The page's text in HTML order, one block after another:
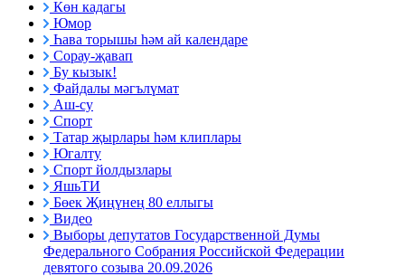
Көн кадагы
Юмор
Һава торышы һәм ай календаре
Сорау-җавап
Бу кызык!
Файдалы мәгълүмат
Аш-су
Спорт
Татар җырлары һәм клиплары
Югалту
Спорт йолдызлары
ЯшьТИ
Бөек Җиңүнең 80 еллыгы
Видео
Выборы депутатов Государственной Думы
Федерального Собрания Российской Федерации
девятого созыва 20.09.2026